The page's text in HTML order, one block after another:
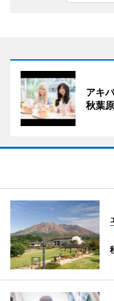
アキ
秋葉